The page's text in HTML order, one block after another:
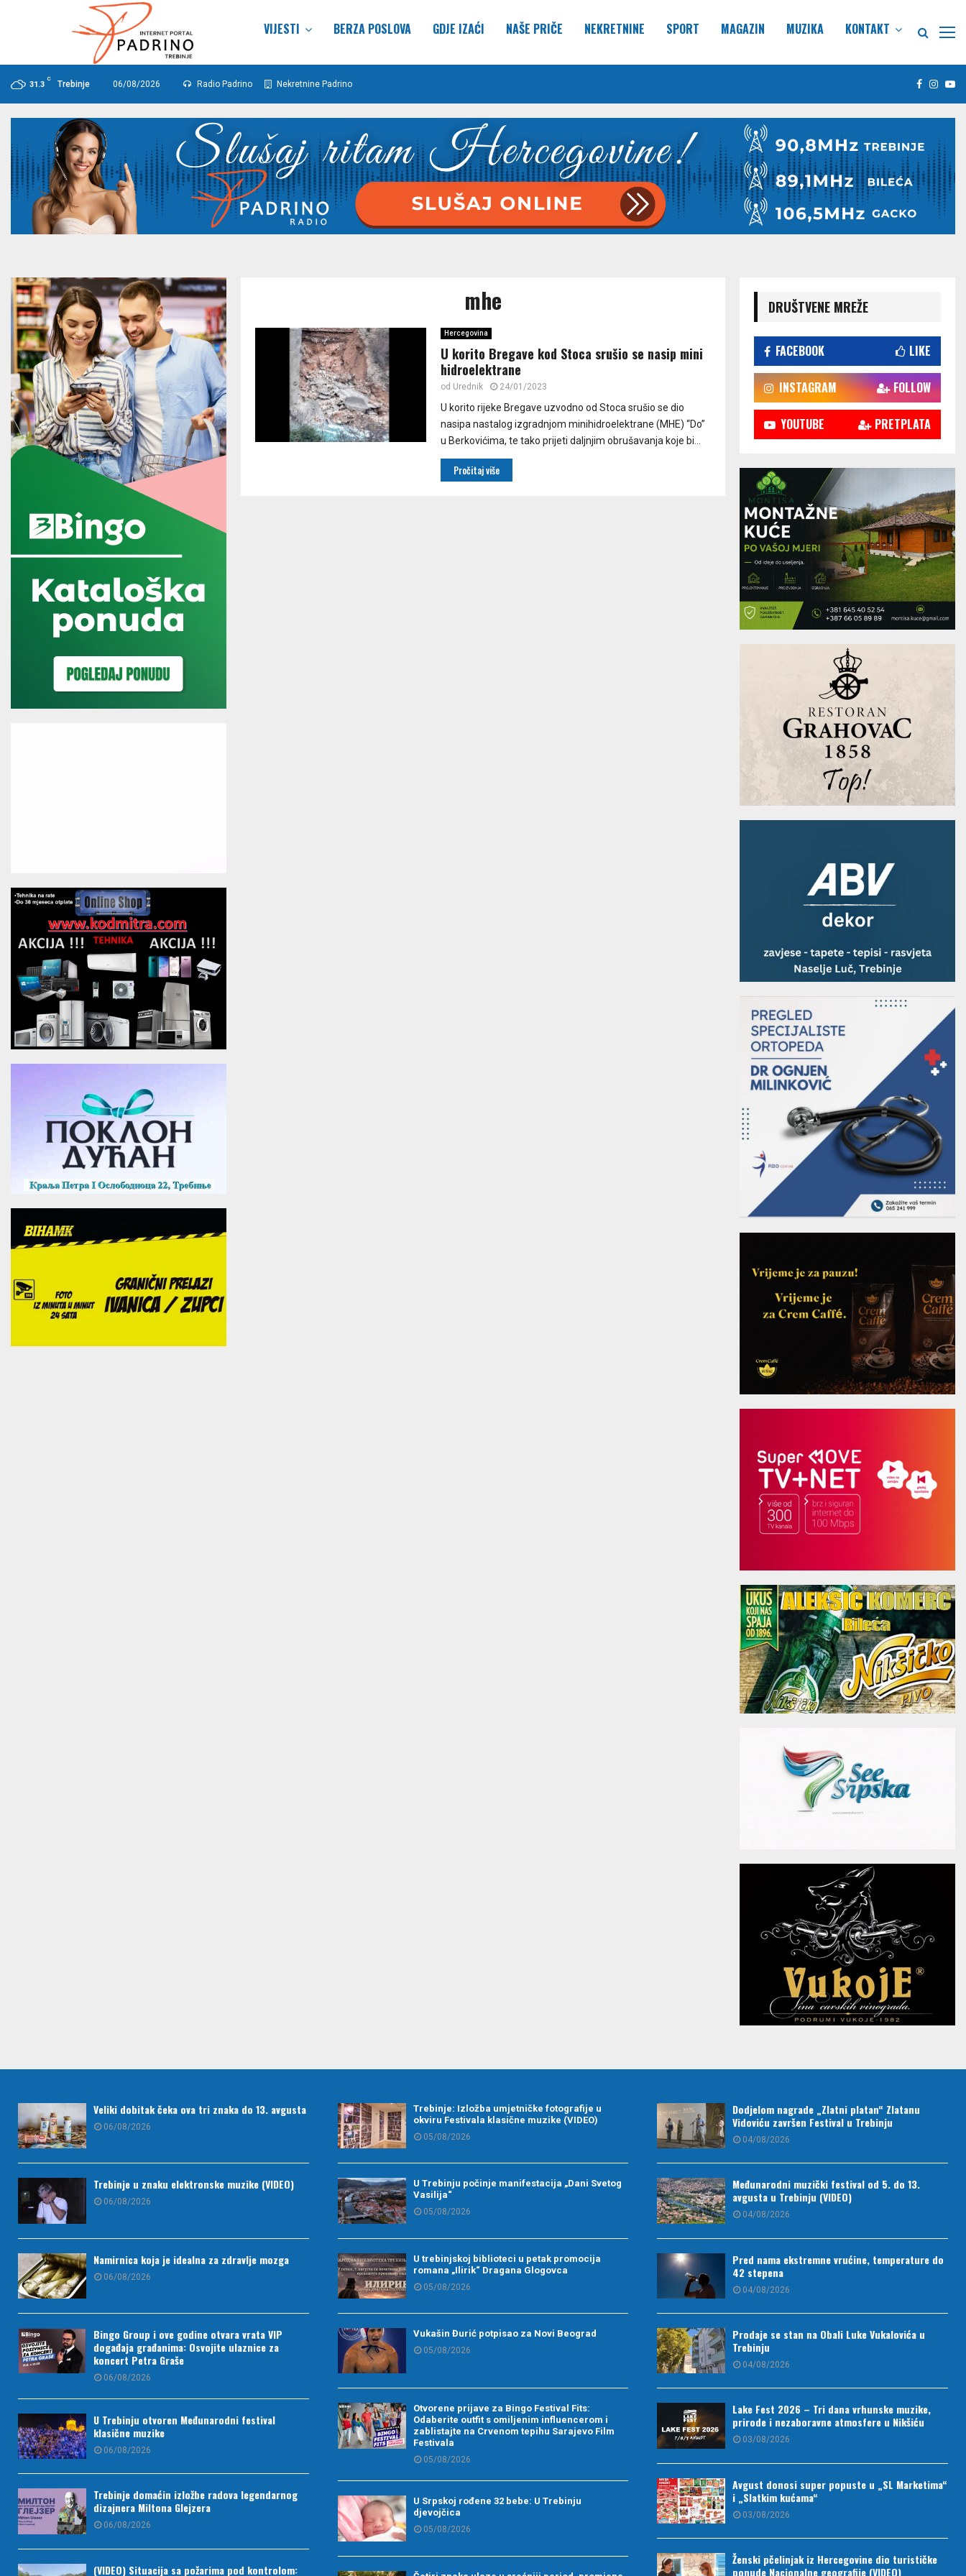
VIJESTI BERZA POSLOVA GDJE IZAĆI NAŠE PRIČE NEKRETNINE SPORT MAGAZIN MUZIKA KONTAKT
31.3
C
Trebinje 06/08/2026 Radio Padrino Nekretnine Padrino Facebook
mhe
Hercegovina
U korito Bregave kod Stoca srušio se nasip mini
hidroelektrane
od Urednik 24/01/2023
U korito rijeke Bregave uzvodno od Stoca srušio se dio
nasipa nastalog izgradnjom minihidroelektrane (MHE) “Do”
u Berkovićima, te tako prijeti daljnjim obrušavanja koje bi...
Pročitaj više
DRUŠTVENE MREŽE
FACEBOOK LIKE
INSTAGRAM FOLLOW
YOUTUBE PRETPLATA
Veliki dobitak čeka ova tri znaka do 13. avgusta
06/08/2026
Trebinje u znaku elektronske muzike (VIDEO)
06/08/2026
Namirnica koja je idealna za zdravlje mozga
06/08/2026
Bingo Group i ove godine otvara vrata VIP
događaja građanima: Osvojite ulaznice za
koncert Petra Graše
06/08/2026
U Trebinju otvoren Međunarodni festival
klasične muzike
06/08/2026
Trebinje domaćin izložbe radova legendarnog
dizajnera Miltona Glejzera
06/08/2026
(VIDEO) Situacija sa požarima pod kontrolom:
Trebinje: Izložba umjetničke fotografije u
okviru Festivala klasične muzike (VIDEO)
05/08/2026
U Trebinju počinje manifestacija „Dani Svetog
Vasilija“
05/08/2026
U trebinjskoj biblioteci u petak promocija
romana „Ilirik“ Dragana Glogovca
05/08/2026
Vukašin Đurić potpisao za Novi Beograd
05/08/2026
Otvorene prijave za Bingo Festival Fits:
Odaberite outfit s omiljenim influencerom i
zablistajte na Crvenom tepihu Sarajevo Film
Festivala
05/08/2026
U Srpskoj rođene 32 bebe: U Trebinju
djevojčica
05/08/2026
Dodjelom nagrade „Zlatni platan“ Zlatanu
Vidoviću završen Festival u Trebinju
04/08/2026
Međunarodni muzički festival od 5. do 13.
avgusta u Trebinju (VIDEO)
04/08/2026
Pred nama ekstremne vrućine, temperature do
42 stepena
04/08/2026
Prodaje se stan na Obali Luke Vukalovića u
Trebinju
04/08/2026
Lake Fest 2026 – Tri dana vrhunske muzike,
prirode i nezaboravne atmosfere u Nikšiću
03/08/2026
Avgust donosi super popuste u „SL Marketima“
i „Slatkim kućama“
03/08/2026
Ženski pčelinjak iz Hercegovine dio turističke
ponude Nacionalne geografije (VIDEO)